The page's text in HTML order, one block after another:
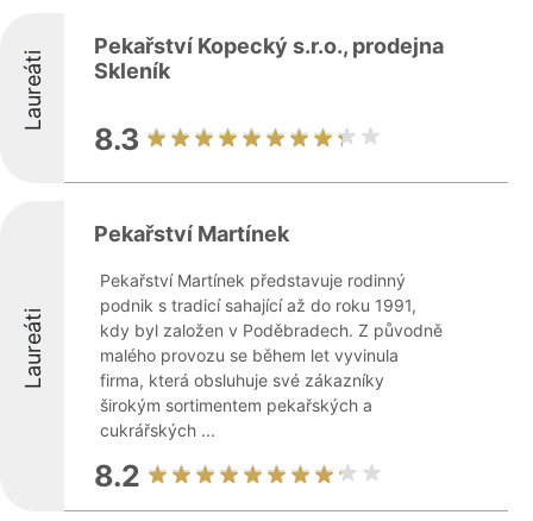
Laureáti
Pekařství Kopecký s.r.o., prodejna
Skleník
8.3
Laureáti
Pekařství Martínek
Pekařství Martínek představuje rodinný
podnik s tradicí sahající až do roku 1991,
kdy byl založen v Poděbradech. Z původně
malého provozu se během let vyvinula
firma, která obsluhuje své zákazníky
širokým sortimentem pekařských a
cukrářských ...
8.2